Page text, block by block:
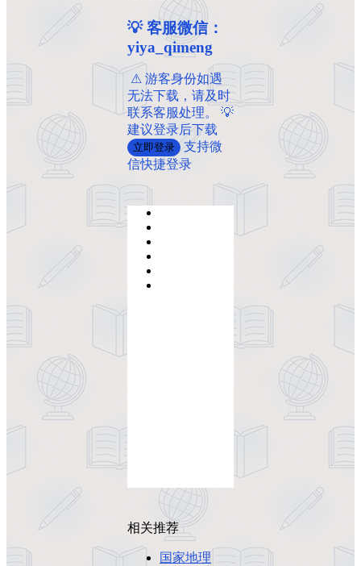
💡 客服微信：
yiya_qimeng
️ ️⚠ 游客身份如遇
无法下载，请及时
联系客服处理。 💡
建议登录后下载
立即登录
支持微
信快捷登录
相关推荐
国家地理